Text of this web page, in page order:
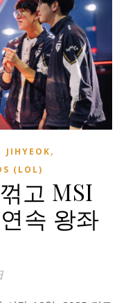
JIHYEOK,
(LOL)
고 MSI
속 왕좌